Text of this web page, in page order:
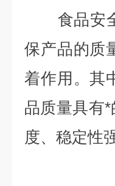
食品安全
保产品的质
着作用。其
品质量具有*
度、稳定性